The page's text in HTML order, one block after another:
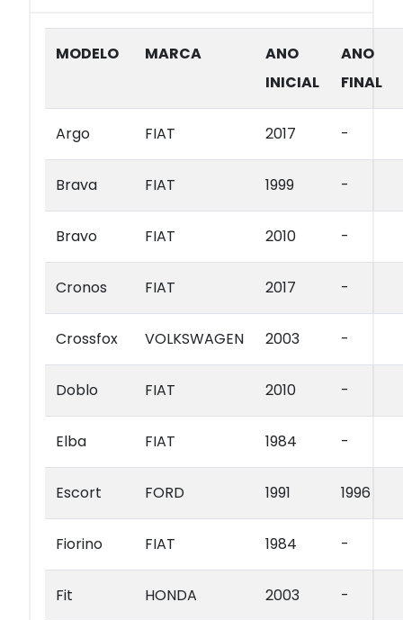
MODELO MARCA
ANO
INICIAL
ANO
FINAL
Argo FIAT 2017 -
Brava FIAT 1999 -
Bravo FIAT 2010 -
Cronos FIAT 2017 -
Crossfox VOLKSWAGEN 2003 -
Doblo FIAT 2010 -
Elba FIAT 1984 -
Escort FORD 1991 1996
Fiorino FIAT 1984 -
Fit HONDA 2003 -